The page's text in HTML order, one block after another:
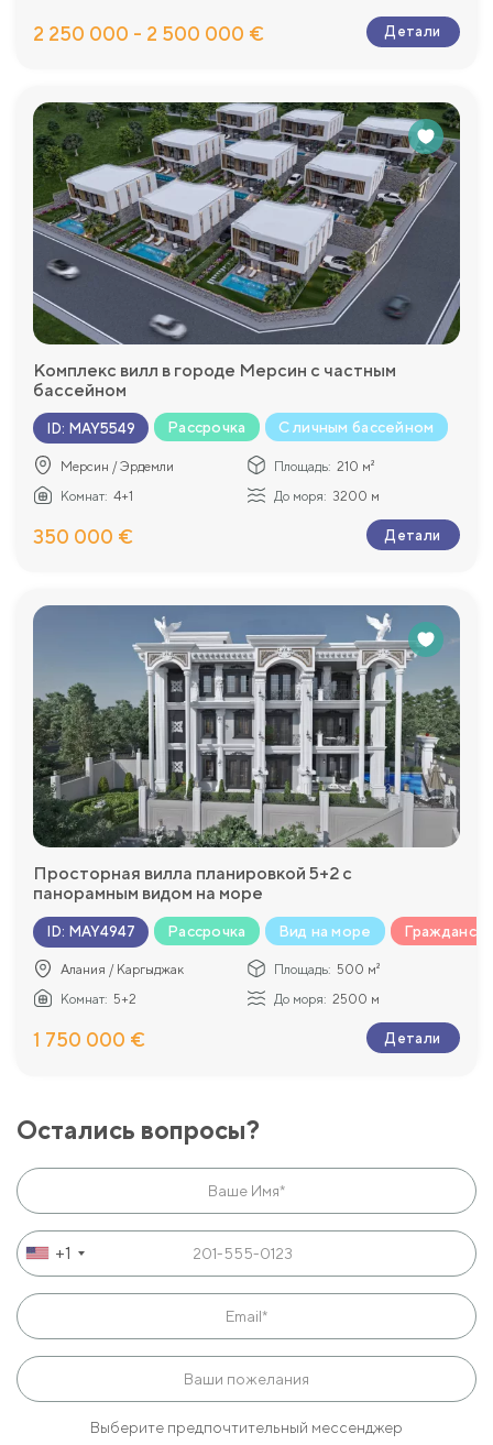
2 250 000 - 2 500 000 € Детали
Комплекс вилл в городе Мерсин с частным
бассейном
ID: MAY5549 Рассрочка С личным бассейном
Мерсин / Эрдемли Площадь: 210 м²
Комнат: 4+1 До моря: 3200 м
350 000 € Детали
Просторная вилла планировкой 5+2 с
панорамным видом на море
ID: MAY4947 Рассрочка Вид на море
Алания / Каргыджак Площадь: 500 м²
Комнат: 5+2 До моря: 2500 м
1 750 000 € Детали
Остались вопросы?
+1
Выберите предпочтительный мессенджер